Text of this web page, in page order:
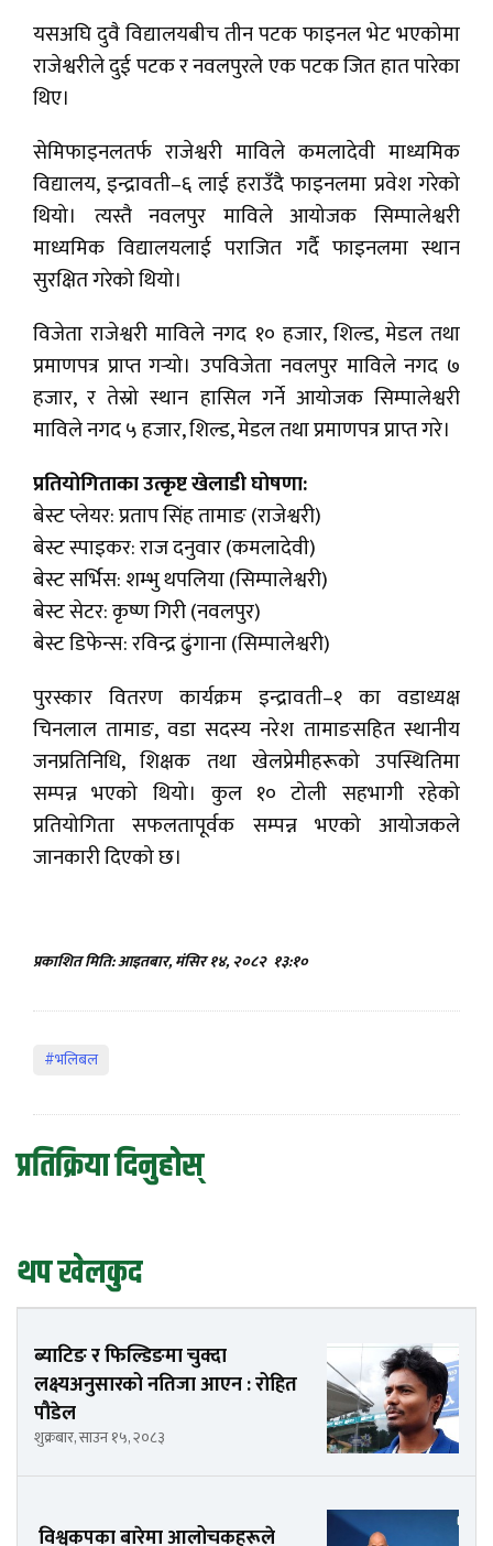
यसअघि दुवै विद्यालयबीच तीन पटक फाइनल भेट भएकोमा
राजेश्वरीले दुई पटक र नवलपुरले एक पटक जित हात पारेका
थिए।
सेमिफाइनलतर्फ राजेश्वरी माविले कमलादेवी माध्यमिक
विद्यालय, इन्द्रावती–६ लाई हराउँदै फाइनलमा प्रवेश गरेको
थियो। त्यस्तै नवलपुर माविले आयोजक सिम्पालेश्वरी
माध्यमिक विद्यालयलाई पराजित गर्दै फाइनलमा स्थान
सुरक्षित गरेको थियो।
विजेता राजेश्वरी माविले नगद १० हजार, शिल्ड, मेडल तथा
प्रमाणपत्र प्राप्त गर्‍यो। उपविजेता नवलपुर माविले नगद ७
हजार, र तेस्रो स्थान हासिल गर्ने आयोजक सिम्पालेश्वरी
माविले नगद ५ हजार, शिल्ड, मेडल तथा प्रमाणपत्र प्राप्त गरे।
प्रतियोगिताका उत्कृष्ट खेलाडी घोषणा:
बेस्ट प्लेयर: प्रताप सिंह तामाङ (राजेश्वरी)
बेस्ट स्पाइकर: राज दनुवार (कमलादेवी)
बेस्ट सर्भिस: शम्भु थपलिया (सिम्पालेश्वरी)
बेस्ट सेटर: कृष्ण गिरी (नवलपुर)
बेस्ट डिफेन्स: रविन्द्र ढुंगाना (सिम्पालेश्वरी)
पुरस्कार वितरण कार्यक्रम इन्द्रावती–१ का वडाध्यक्ष
चिनलाल तामाङ, वडा सदस्य नरेश तामाङसहित स्थानीय
जनप्रतिनिधि, शिक्षक तथा खेलप्रेमीहरूको उपस्थितिमा
सम्पन्न भएको थियो। कुल १० टोली सहभागी रहेको
प्रतियोगिता सफलतापूर्वक सम्पन्न भएको आयोजकले
जानकारी दिएको छ।
प्रकाशित मिति: आइतबार, मंसिर १४, २०८२ १३:१०
#भलिबल
प्रतिक्रिया दिनुहोस्
थप खेलकुद
ब्याटिङ र फिल्डिङमा चुक्दा
लक्ष्यअनुसारको नतिजा आएन : रोहित
पौडेल
शुक्रबार, साउन १५, २०८३
विश्वकपका बारेमा आलोचकहरूले